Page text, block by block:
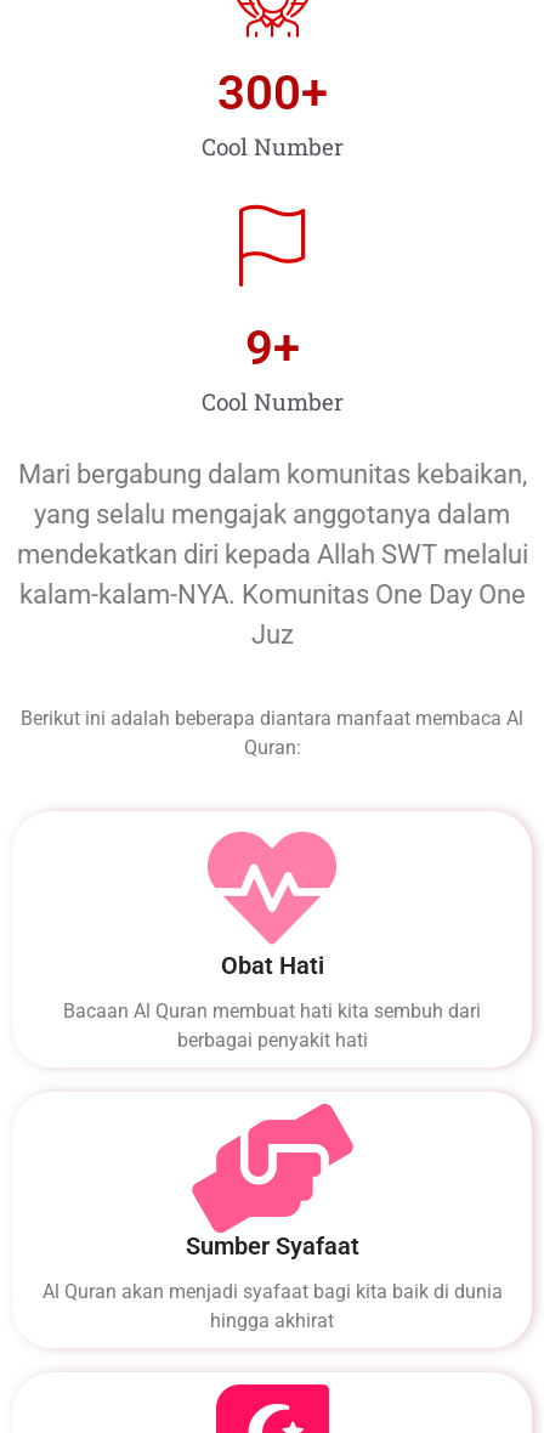
Cool Number
300+
Cool Number
9+
Mari bergabung dalam komunitas kebaikan,
yang selalu mengajak anggotanya dalam
mendekatkan diri kepada Allah SWT melalui
kalam-kalam-NYA. Komunitas One Day One
Juz
Berikut ini adalah beberapa diantara manfaat membaca Al
Quran:
Obat Hati
Bacaan Al Quran membuat hati kita sembuh dari
berbagai penyakit hati
Sumber Syafaat
Al Quran akan menjadi syafaat bagi kita baik di dunia
hingga akhirat